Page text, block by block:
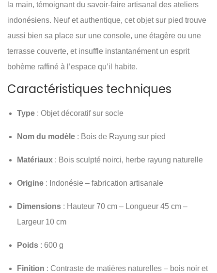
la main, témoignant du savoir-faire artisanal des ateliers
indonésiens. Neuf et authentique, cet objet sur pied trouve
aussi bien sa place sur une console, une étagère ou une
terrasse couverte, et insuffle instantanément un esprit
bohème raffiné à l’espace qu’il habite.
Caractéristiques techniques
Type : Objet décoratif sur socle
Nom du modèle : Bois de Rayung sur pied
Matériaux : Bois sculpté noirci, herbe rayung naturelle
Origine : Indonésie – fabrication artisanale
Dimensions : Hauteur 70 cm – Longueur 45 cm –
Largeur 10 cm
Poids : 600 g
Finition : Contraste de matières naturelles – bois noir et